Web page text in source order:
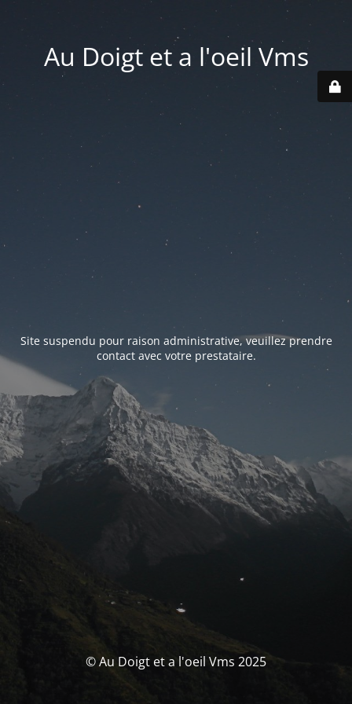
Au Doigt et a l'oeil Vms
Site suspendu pour raison administrative, veuillez prendre
contact avec votre prestataire.
© Au Doigt et a l'oeil Vms 2025